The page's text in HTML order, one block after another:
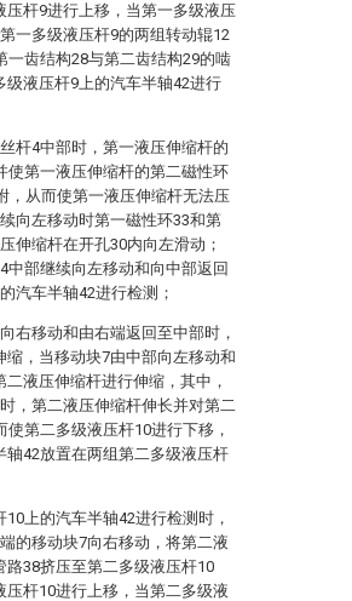
压杆9进行上移，当第一多级液压
一多级液压杆9的两组转动辊12
一齿结构28与第二齿结构29的啮
级液压杆9上的汽车半轴42进行
杆4中部时，第一液压伸缩杆的
使第一液压伸缩杆的第二磁性环
，从而使第一液压伸缩杆无法压
向左移动时第一磁性环33和第
伸缩杆在开孔30内向左滑动；
中部继续向左移动和向中部返回
汽车半轴42进行检测；
右移动和由右端返回至中部时，
，当移动块7由中部向左移动和
液压伸缩杆进行伸缩，其中，
，第二液压伸缩杆伸长并对第二
第二多级液压杆10进行下移，
轴42放置在两组第二多级液压杆
上的汽车半轴42进行检测时，
的移动块7向右移动，将第二液
路38挤压至第二多级液压杆10
压杆10进行上移，当第二多级液